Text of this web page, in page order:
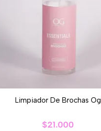
Limpiador De Brochas Og
$21.000